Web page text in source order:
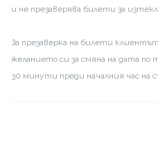
и не презаверява билети за
За презаверка на билети
желанието си за смяна на дата по
30 минути преди началния час на